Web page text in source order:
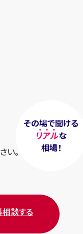
その場で聞ける
リアルな
相場！
い。
談する